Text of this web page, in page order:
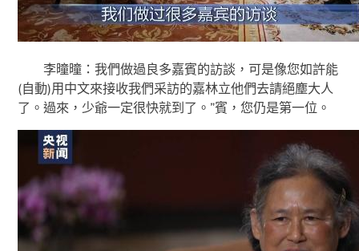
李曈曈：我們做過良多嘉賓的訪談，可是像您如許能
(自動)用中文來接收我們采訪的嘉林立他們去請絕塵大人
了。過來，少爺一定很快就到了。”賓，您仍是第一位。